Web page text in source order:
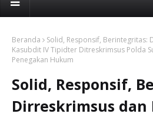
Beranda
Solid, Responsif, Berintegritas:
Kasubdit IV Tipidter Ditreskrimsus Polda
Penegakan Hukum
Solid, Responsif,
Dirreskrimsus dan